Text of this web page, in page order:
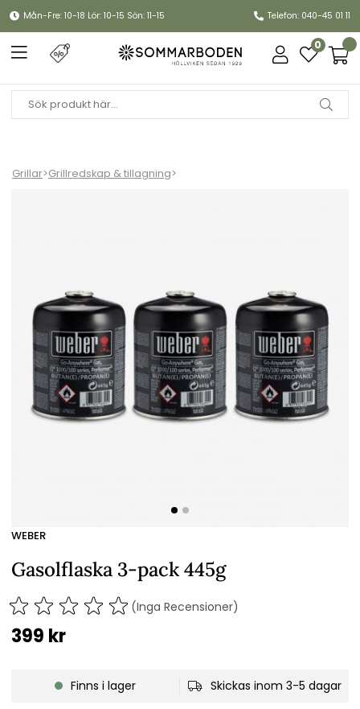
Mån-Fre: 10-18 Lör: 10-15 Sön: 11-15 Telefon: 040-45 01 11
0
Grillar>Grillredskap & tillagning>
WEBER
Gasolflaska 3-pack 445g
(Inga Recensioner)
399 kr
Finns i lager Skickas inom 3-5 dagar